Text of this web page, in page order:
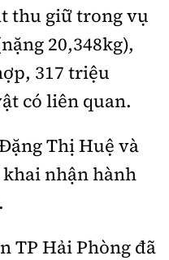
thu giữ trong vụ
20,348kg),
317 triệu
có liên quan.
Thị Huệ và
nhận hành
TP Hải Phòng đã